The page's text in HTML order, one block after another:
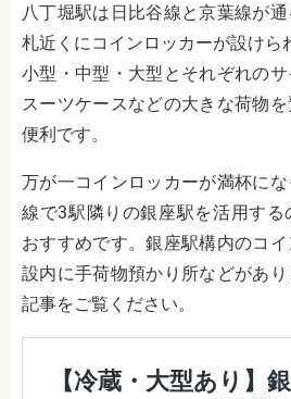
八丁堀駅は日比谷線と京葉線が
札近くにコインロッカーが設けら
小型・中型・大型とそれぞれのサ
スーツケースなどの大きな荷物
便利です。
万が一コインロッカーが満杯に
線で3駅隣りの銀座駅を活用する
おすすめです。銀座駅構内のコ
設内に手荷物預かり所などがあ
記事をご覧ください。